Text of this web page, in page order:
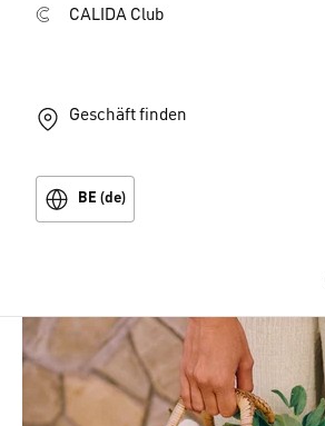
CALIDA Club
Geschäft finden
BE (de)